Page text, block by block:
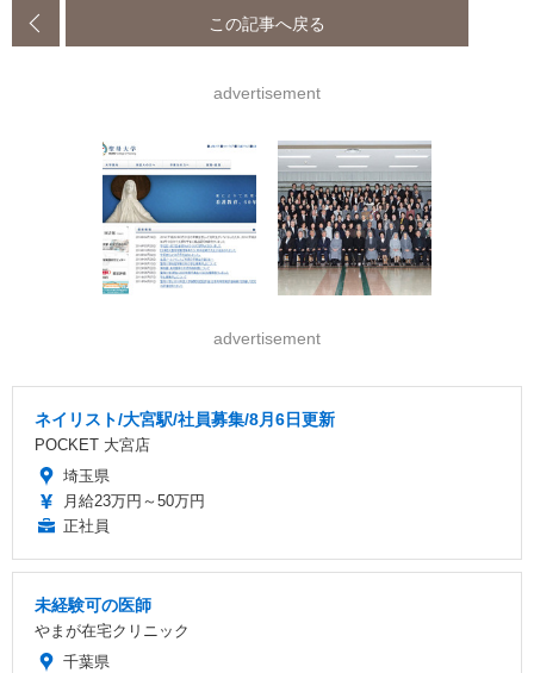
この記事へ戻る
advertisement
advertisement
ネイリスト/大宮駅/社員募集/8月6日更新
POCKET 大宮店
埼玉県
月給23万円～50万円
正社員
未経験可の医師
やまが在宅クリニック
千葉県